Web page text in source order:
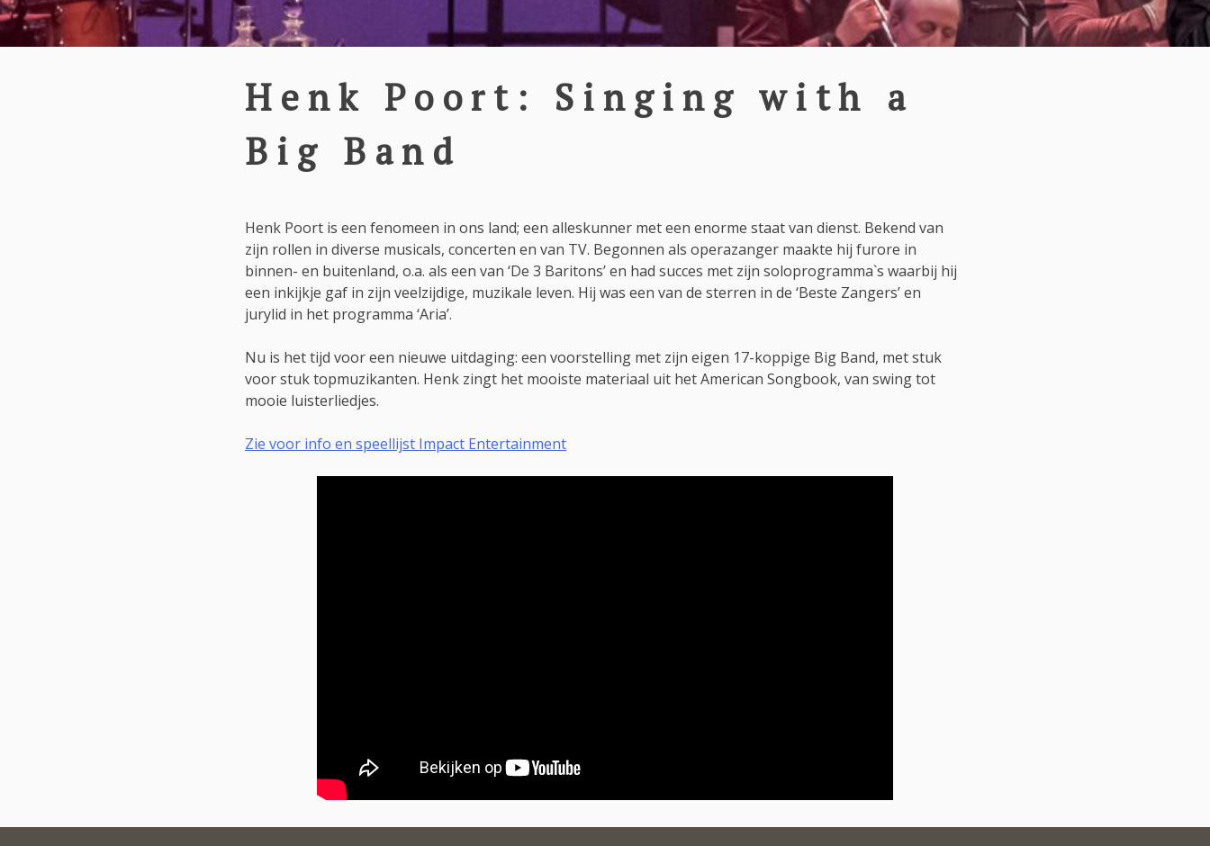
Henk Poort: Singing with a
Big Band
Henk Poort is een fenomeen in ons land; een alleskunner met een enorme staat van dienst. Bekend van
zijn rollen in diverse musicals, concerten en van TV. Begonnen als operazanger maakte hij furore in
binnen- en buitenland, o.a. als een van ‘De 3 Baritons’ en had succes met zijn soloprogramma`s waarbij hij
een inkijkje gaf in zijn veelzijdige, muzikale leven. Hij was een van de sterren in de ‘Beste Zangers’ en
jurylid in het programma ‘Aria’.
Nu is het tijd voor een nieuwe uitdaging: een voorstelling met zijn eigen 17-koppige Big Band, met stuk
voor stuk topmuzikanten. Henk zingt het mooiste materiaal uit het American Songbook, van swing tot
mooie luisterliedjes.
Zie voor info en speellijst Impact Entertainment